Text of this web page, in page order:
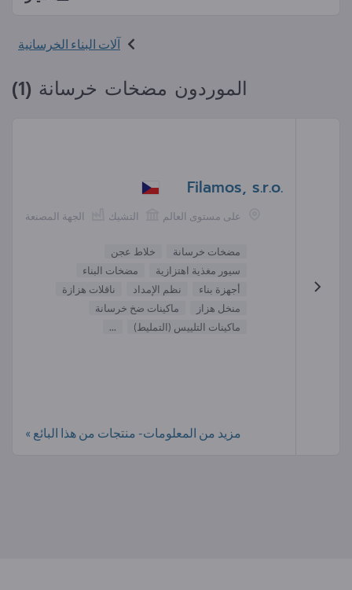
آلات البناء الخرسانية
الموردون مضخات خرسانة (1)
Filamos, s.r.o.
الجهة المصنعة التشيك على مستوى العالم
مضخات خرسانة
خلاط عجن
سيور مغذية اهتزازية
مضخات البناء
أجهزة بناء
نظم الإمداد
ناقلات هزازة
منخل هزاز
ماكينات ضخ خرسانة
ماكينات التلييس (التمليط)
...
مزيد من المعلومات- منتجات من هذا البائع »